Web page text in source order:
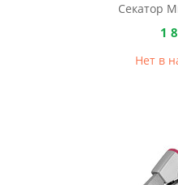
Секатор
1
Нет в